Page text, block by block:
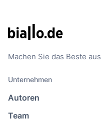
Machen Sie das Beste
Unternehmen
Autoren
Team